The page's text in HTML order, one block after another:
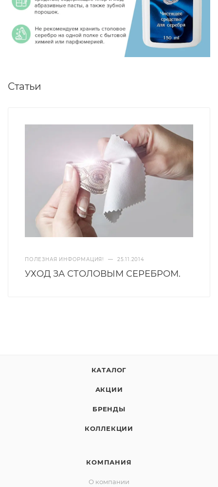
Статьи
ПОЛЕЗНАЯ ИНФОРМАЦИЯ! — 25.11.2014
УХОД ЗА СТОЛОВЫМ СЕРЕБРОМ.
КАТАЛОГ
АКЦИИ
БРЕНДЫ
КОЛЛЕКЦИИ
КОМПАНИЯ
О компании